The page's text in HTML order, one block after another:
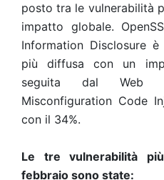
posto tra le vulnerabilità
impatto globale.
Information Disclosure
più diffusa con un
seguita dal Web
Misconfiguration Code
con il 34%.
Le tre vulnerabilità
febbraio sono state: